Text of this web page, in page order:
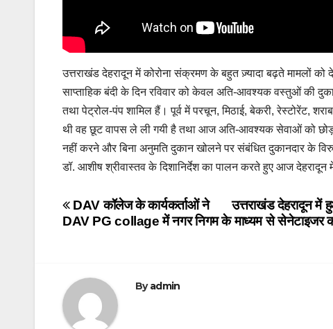
उत्तराखंड देहरादून में कोरोना संक्रमण के बहुत ज़्यादा बढ़ते मामलों को
साप्ताहिक बंदी के दिन रविवार को केवल अति-आवश्यक वस्तुओं की
तथा पेट्रोल-पंप शामिल हैं। पूर्व में परचून, मिठाई, बेकरी, रेस्टोरेंट,
थी वह छूट वापस ले ली गयी है तथा आज अति-आवश्यक सेवाओं को छोड़
नहीं करने और बिना अनुमति दुकान खोलने पर संबंधित दुकानदार के
डॉ. आशीष श्रीवास्तव के दिशानिर्देश का पालन करते हुए आज देहरादून
Post
navigation
उत्तराखंड देहरादून
DAV कॉलेज के कार्यकर्ताओं ने
DAV PG collage में नगर निगम के माध्यम से सेनेटाइजर
Byadmin